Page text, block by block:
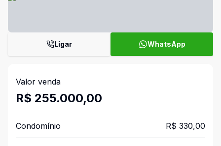
Ligar WhatsApp
Valor venda
R$ 255.000,00
Condomínio R$ 330,00